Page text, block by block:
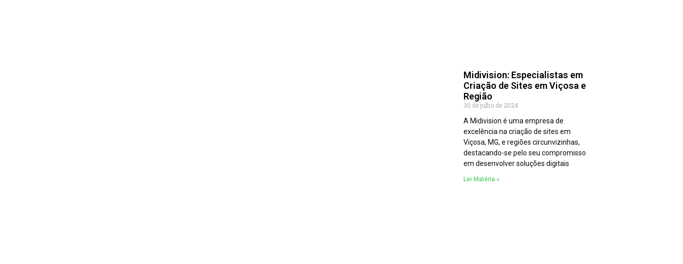
Midivision: Especialistas em
Criação de Sites em Viçosa e
Região
30 de julho de 2024
A Midivision é uma empresa de
excelência na criação de sites em
Viçosa, MG, e regiões circunvizinhas,
destacando-se pelo seu compromisso
em desenvolver soluções digitais
Ler Matéria »